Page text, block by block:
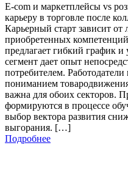
E-com и маркетплейсы vs
карьеру в торговле после
Карьерный старт зависит
приобретенных
предлагает гибкий график
сегмент дает опыт
потребителем.
пониманием
важна для обоих секторов.
формируются в процессе
выбор вектора развития
выгорания. […]
Подробнее